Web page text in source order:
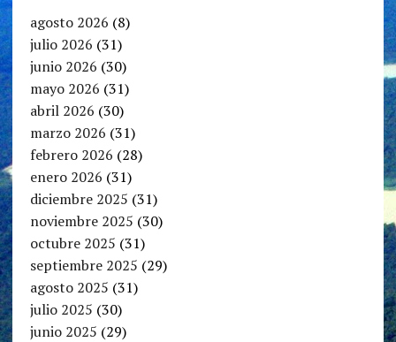
agosto 2026 (8)
julio 2026 (31)
junio 2026 (30)
mayo 2026 (31)
abril 2026 (30)
marzo 2026 (31)
febrero 2026 (28)
enero 2026 (31)
diciembre 2025 (31)
noviembre 2025 (30)
octubre 2025 (31)
septiembre 2025 (29)
agosto 2025 (31)
julio 2025 (30)
junio 2025 (29)